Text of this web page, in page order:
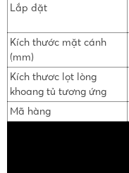
Lắp đặt
Kích thước mặt cánh
(mm)
Kích thươc lọt lòng
khoang tủ tương ứng
Mã hàng